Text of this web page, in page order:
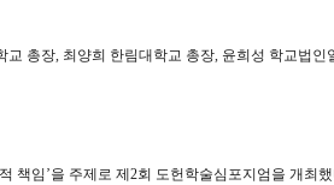
교 총장 최양희 한림대학교 총장 윤희성 학교법인
책임 ’을 주제로 제 2회 도헌학술심포지엄을 개최